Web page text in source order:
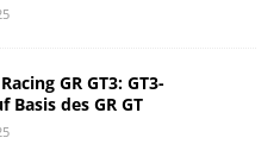
GR GT3: GT3-
Basis des GR GT